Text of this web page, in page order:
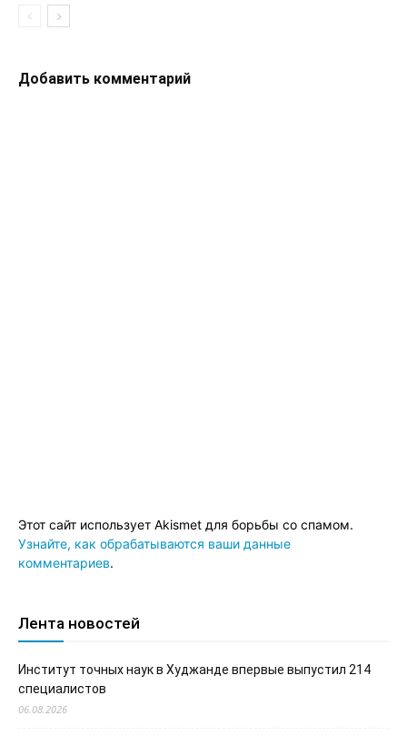
Добавить комментарий
Этот сайт использует Akismet для борьбы со спамом.
Узнайте, как обрабатываются ваши данные
комментариев.
Лента новостей
Институт точных наук в Худжанде впервые выпустил 214
специалистов
06.08.2026